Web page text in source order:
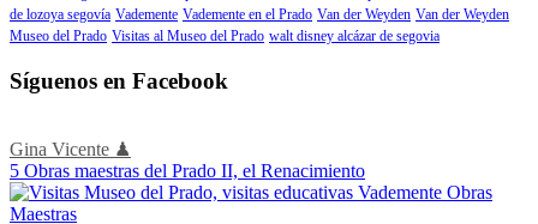
de lozoya segovía Vademente Vademente en el Prado Van der Weyden Van der Weyden
Museo del Prado Visitas al Museo del Prado walt disney alcázar de segovia
Síguenos en Facebook
Gina Vicente ♟
5 Obras maestras del Prado II, el Renacimiento